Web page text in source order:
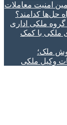
امنیت معاملات
گروه ملکی اداری
ملکی با کمک
ملک؛
وکیل ملکی